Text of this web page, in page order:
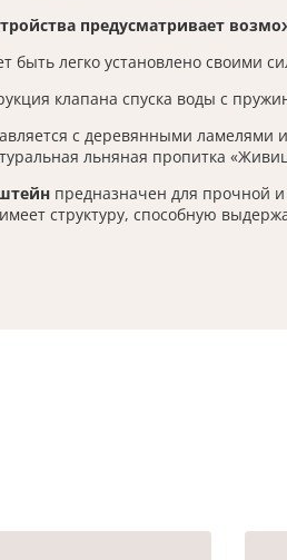
предусматривает
быть легко установлено своими
клапана спуска воды с
с деревянными ламелями
льняная пропитка
предназначен для прочной
структуру, способную